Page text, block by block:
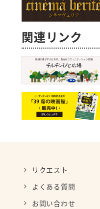
関連リンク
リクエスト
よくある質問
お問い合わせ